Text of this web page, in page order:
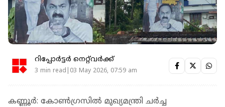
റിപ്പോർട്ടർ നെറ്റ്‌വര്‍ക്ക്‌
3 min read|03 May 2026, 07:59 am
കണ്ണൂര്‍: കോൺഗ്രസിൽ മുഖ്യമന്ത്രി ചർച്ച